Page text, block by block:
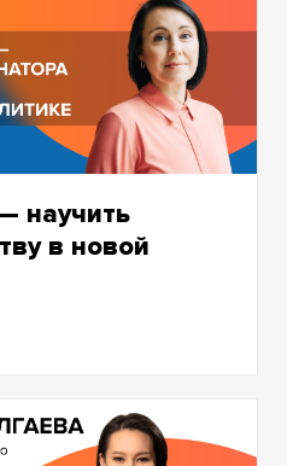
научить
в новой
программе «Наши